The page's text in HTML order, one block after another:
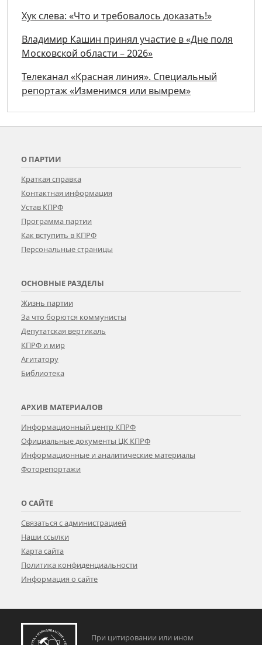
Хук слева: «Что и требовалось доказать!»
Владимир Кашин принял участие в «Дне поля
Московской области – 2026»
Телеканал «Красная линия». Специальный
репортаж «Изменимся или вымрем»
О ПАРТИИ
Краткая справка
Контактная информация
Устав КПРФ
Программа партии
Как вступить в КПРФ
Персональные страницы
ОСНОВНЫЕ РАЗДЕЛЫ
Жизнь партии
За что борются коммунисты
Депутатская вертикаль
КПРФ и мир
Агитатору
Библиотека
АРХИВ МАТЕРИАЛОВ
Информационный центр КПРФ
Официальные документы ЦК КПРФ
Информационные и аналитические материалы
Фоторепортажи
О САЙТЕ
Связаться с администрацией
Наши ссылки
Карта сайта
Политика конфиденциальности
Информация о сайте
При цитировании или ином